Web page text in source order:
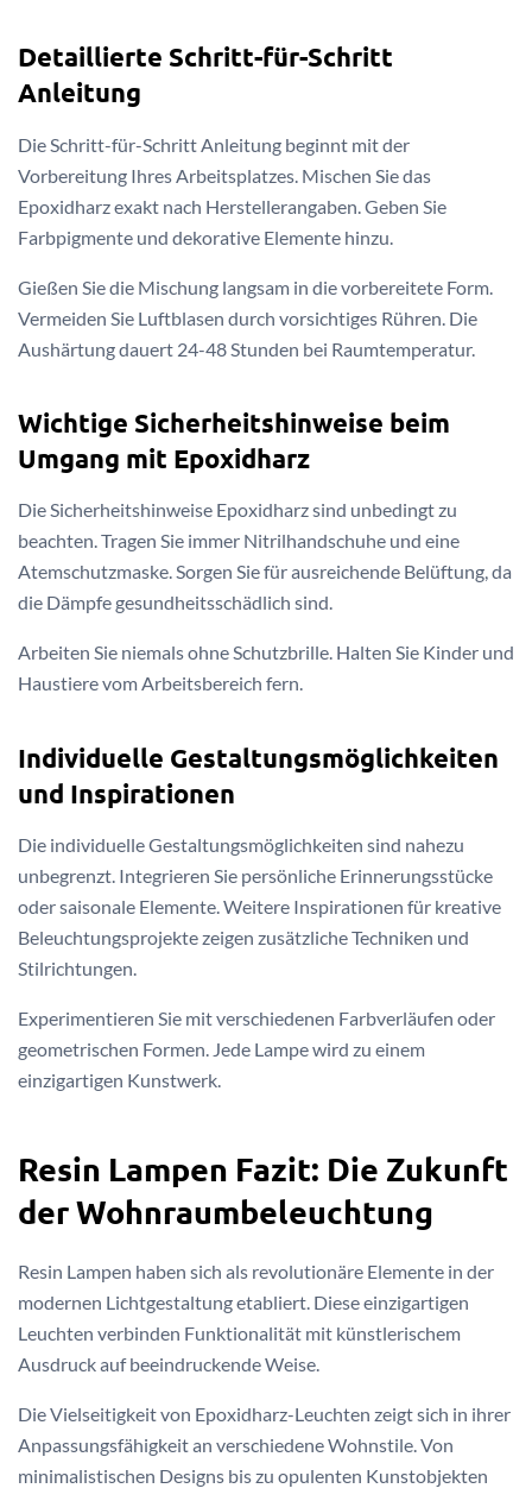
Detaillierte Schritt-für-Schritt
Anleitung
Die Schritt-für-Schritt Anleitung beginnt mit der
Vorbereitung Ihres Arbeitsplatzes. Mischen Sie das
Epoxidharz exakt nach Herstellerangaben. Geben Sie
Farbpigmente und dekorative Elemente hinzu.
Gießen Sie die Mischung langsam in die vorbereitete Form.
Vermeiden Sie Luftblasen durch vorsichtiges Rühren. Die
Aushärtung dauert 24-48 Stunden bei Raumtemperatur.
Wichtige Sicherheitshinweise beim
Umgang mit Epoxidharz
Die Sicherheitshinweise Epoxidharz sind unbedingt zu
beachten. Tragen Sie immer Nitrilhandschuhe und eine
Atemschutzmaske. Sorgen Sie für ausreichende Belüftung, da
die Dämpfe gesundheitsschädlich sind.
Arbeiten Sie niemals ohne Schutzbrille. Halten Sie Kinder und
Haustiere vom Arbeitsbereich fern.
Individuelle Gestaltungsmöglichkeiten
und Inspirationen
Die individuelle Gestaltungsmöglichkeiten sind nahezu
unbegrenzt. Integrieren Sie persönliche Erinnerungsstücke
oder saisonale Elemente. Weitere Inspirationen für kreative
Beleuchtungsprojekte zeigen zusätzliche Techniken und
Stilrichtungen.
Experimentieren Sie mit verschiedenen Farbverläufen oder
geometrischen Formen. Jede Lampe wird zu einem
einzigartigen Kunstwerk.
Resin Lampen Fazit: Die Zukunft
der Wohnraumbeleuchtung
Resin Lampen haben sich als revolutionäre Elemente in der
modernen Lichtgestaltung etabliert. Diese einzigartigen
Leuchten verbinden Funktionalität mit künstlerischem
Ausdruck auf beeindruckende Weise.
Die Vielseitigkeit von Epoxidharz-Leuchten zeigt sich in ihrer
Anpassungsfähigkeit an verschiedene Wohnstile. Von
minimalistischen Designs bis zu opulenten Kunstobjekten